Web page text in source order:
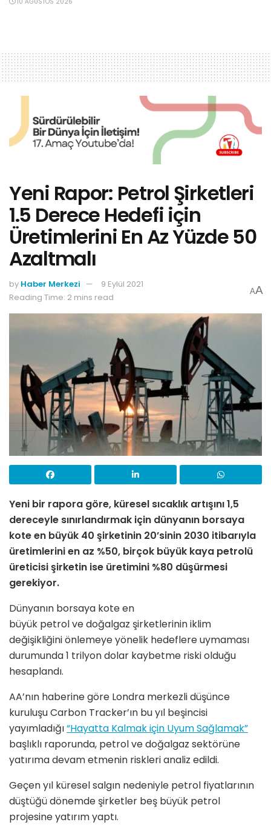
Yeni Rapor: Petrol Şirketleri
1.5 Derece Hedefi için
Üretimlerini En Az Yüzde 50
Azaltmalı
by Haber Merkezi
9 Eylül 2021
Reading Time: 2 mins read
AA
Yeni bir rapora göre, küresel sıcaklık artışını 1,5
dereceyle sınırlandırmak için dünyanın borsaya
kote en büyük 40 şirketinin 20’sinin 2030 itibarıyla
üretimlerini en az %50, birçok büyük kaya petrolü
üreticisi şirketin ise üretimini %80 düşürmesi
gerekiyor.
Dünyanın borsaya kote en
büyük petrol ve doğalgaz şirketlerinin iklim
değişikliğini önlemeye yönelik hedeflere uymaması
durumunda 1 trilyon dolar kaybetme riski olduğu
hesaplandı.
AA’nın haberine göre Londra merkezli düşünce
kuruluşu Carbon Tracker’ın bu yıl beşincisi
yayımladığı“Hayatta Kalmak için Uyum Sağlamak”
başlıklı raporunda, petrol ve doğalgaz sektörüne
yatırıma devam etmenin riskleri analiz edildi.
Geçen yıl küresel salgın nedeniyle petrol fiyatlarının
düştüğü dönemde şirketler beş büyük petrol
projesine yatırım yaptı.